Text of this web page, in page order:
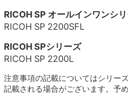
RICOH SP オールインワンシ
RICOH SP 2200SFL
RICOH SPシリーズ
RICOH SP 2200L
注意事項の記載についてはシリー
記載される場合がございます。予